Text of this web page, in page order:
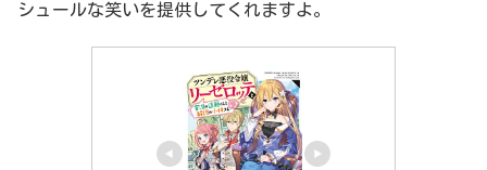
シュールな笑いを提供してくれますよ。